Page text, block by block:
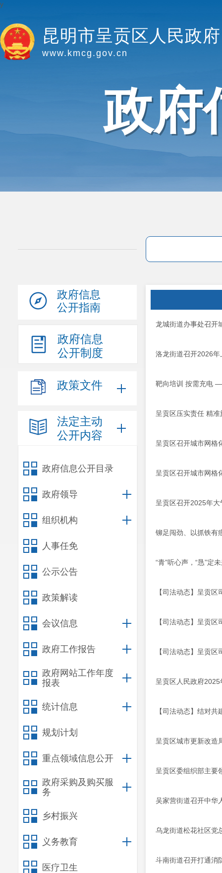
y
昆明市呈贡区人民政府
www.kmcg.gov.cn
政府
政府信息
公开指南
政府信息
公开制度
政策文件
法定主动
公开内容
政府信息公开目录
政府领导
组织机构
人事任免
公示公告
政策解读
会议信息
政府工作报告
政府网站工作年度
报表
统计信息
规划计划
重点领域信息公开
政府采购及购买服
务
乡村振兴
义务教育
医疗卫生
龙城街道办事处召开
洛龙街道召开2026
靶向培训 按需充电
呈贡区压实责任 精
呈贡区召开城市网格
呈贡区召开城市网格
呈贡区召开2025年
铆足闯劲、以抓铁有
“青”听心声，“恳”定
【司法动态】呈贡
【司法动态】呈贡
【司法动态】呈贡
呈贡区人民政府
【司法动态】结对
呈贡区城市更新改造
呈贡区委组织部主要
吴家营街道召开中华
乌龙街道松花社区党
斗南街道召开打通消